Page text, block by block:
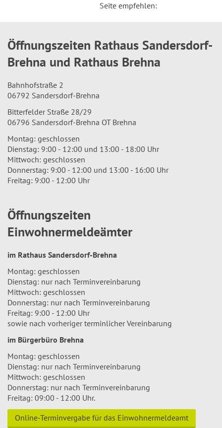
Seite empfehlen:
Öffnungszeiten Rathaus Sandersdorf-
Brehna und Rathaus Brehna
Bahnhofstraße 2
06792 Sandersdorf-Brehna
Bitterfelder Straße 28/29
06796 Sandersdorf-Brehna OT Brehna
Montag: geschlossen
Dienstag: 9:00 - 12:00 und 13:00 - 18:00 Uhr
Mittwoch: geschlossen
Donnerstag: 9:00 - 12:00 und 13:00 - 16:00 Uhr
Freitag: 9:00 - 12:00 Uhr
Öffnungszeiten
Einwohnermeldeämter
im Rathaus Sandersdorf-Brehna
Montag: geschlossen
Dienstag: nur nach Terminvereinbarung
Mittwoch: geschlossen
Donnerstag: nur nach Terminvereinbarung
Freitag: 9:00 - 12:00 Uhr
sowie nach vorheriger terminlicher Vereinbarung
im Bürgerbüro Brehna
Montag: geschlossen
Dienstag: nur nach Terminvereinbarung
Mittwoch: geschlossen
Donnerstag: nur nach Terminvereinbarung
Freitag: 09:00 - 12:00 Uhr.
Online-Terminvergabe für das Einwohnermeldeamt